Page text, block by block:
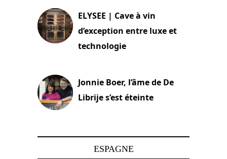
ELYSEE | Cave à vin
d’exception entre luxe et
technologie
Jonnie Boer, l’âme de De
Librije s’est éteinte
ESPAGNE